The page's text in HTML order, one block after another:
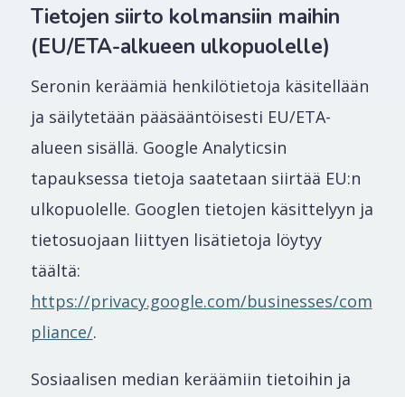
Tietojen siirto kolmansiin maihin
(EU/ETA-alkueen ulkopuolelle)
Seronin keräämiä henkilötietoja käsitellään
ja säilytetään pääsääntöisesti EU/ETA-
alueen sisällä. Google Analyticsin
tapauksessa tietoja saatetaan siirtää EU:n
ulkopuolelle. Googlen tietojen käsittelyyn ja
tietosuojaan liittyen lisätietoja löytyy
täältä:
https://privacy.google.com/businesses/com
pliance/.
Sosiaalisen median keräämiin tietoihin ja